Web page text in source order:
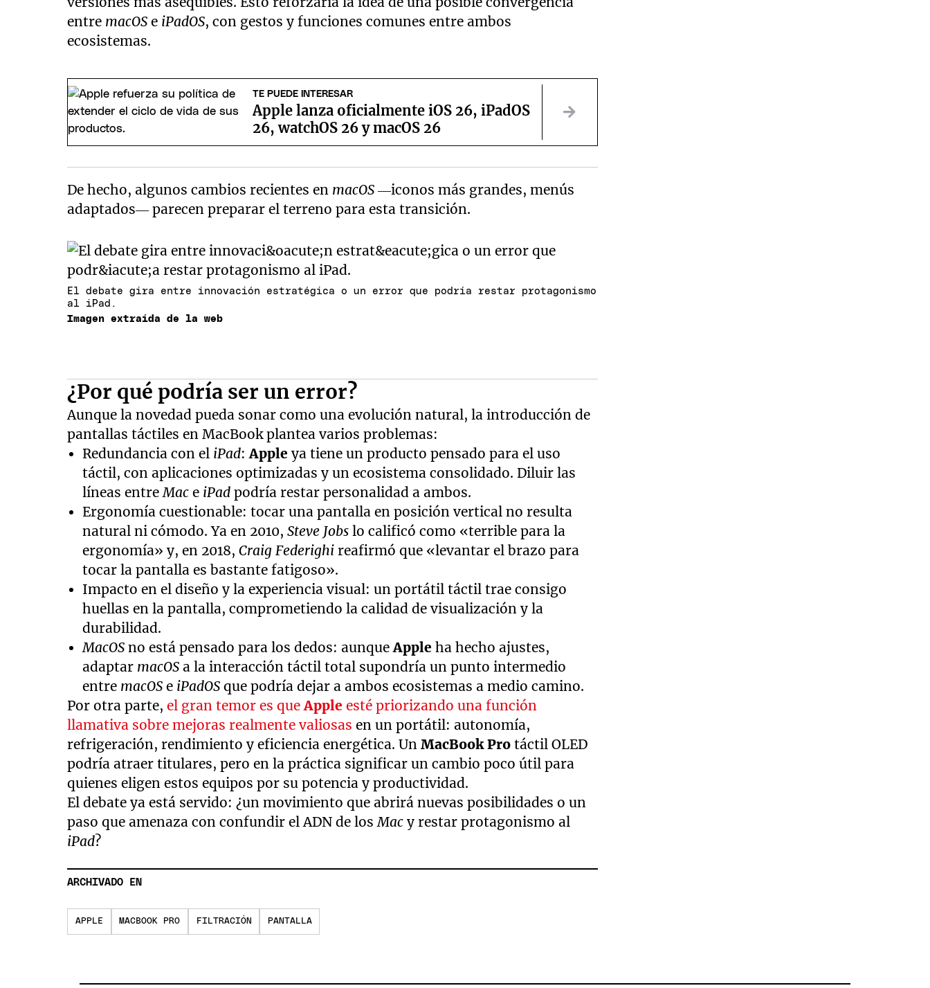
entre macOSe iPadOS, con gestos y funciones comunes entre ambos
ecosistemas.
TE PUEDE INTERESAR
Apple lanza oficialmente iOS 26, iPadOS
26, watchOS 26 y macOS 26
De hecho, algunos cambios recientes en macOS—iconos más grandes, menús
adaptados— parecen preparar el terreno para esta transición.
El debate gira entre innovación estratégica o un error que podría restar protagonismo
al iPad.
Imagen extraída de la web
¿Por qué podría ser un error?
Aunque la novedad pueda sonar como una evolución natural, la introducción de
pantallas táctiles en MacBook plantea varios problemas:
Redundancia con el iPad: Apple ya tiene un producto pensado para el uso
táctil, con aplicaciones optimizadas y un ecosistema consolidado. Diluir las
líneas entre Mac e iPad podría restar personalidad a ambos.
Ergonomía cuestionable: tocar una pantalla en posición vertical no resulta
natural ni cómodo. Ya en 2010, Steve Jobslo calificó como «terrible para la
ergonomía» y, en 2018, Craig Federighireafirmó que «levantar el brazo para
tocar la pantalla es bastante fatigoso».
Impacto en el diseño y la experiencia visual: un portátil táctil trae consigo
huellas en la pantalla, comprometiendo la calidad de visualización y la
durabilidad.
MacOS no está pensado para los dedos: aunque Apple ha hecho ajustes,
adaptar macOS a la interacción táctil total supondría un punto intermedio
entre macOS e iPadOS que podría dejar a ambos ecosistemas a medio camino.
Por otra parte,el gran temor es queAppleesté priorizando una función
llamativa sobre mejoras realmente valiosas en un portátil: autonomía,
refrigeración, rendimiento y eficiencia energética. UnMacBook Pro táctil OLED
podría atraer titulares, pero en la práctica significar un cambio poco útil para
quienes eligen estos equipos por su potencia y productividad.
El debate ya está servido: ¿un movimiento que abrirá nuevas posibilidades o un
paso que amenaza con confundir el ADN de los Macy restar protagonismo al
iPad?
ARCHIVADO EN
APPLE MACBOOK PRO FILTRACIÓN PANTALLA